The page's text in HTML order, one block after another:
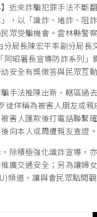
】近來詐騙犯罪手法不
，以「識詐、堵詐、阻
眾受騙機會。雲林縣警
分局長陳宏平率副分局
阿昭署長宣導防詐系列
安全有獎徵答與民眾互
手法推陳出新，轄區過
徒佯稱為被害人朋友或
害人匯款後打電話聯繫
向本人或周遭親友查證。
除積極強化識詐宣導，
廣交通安全；另為讓婦
頻道，讓與會民眾點閱